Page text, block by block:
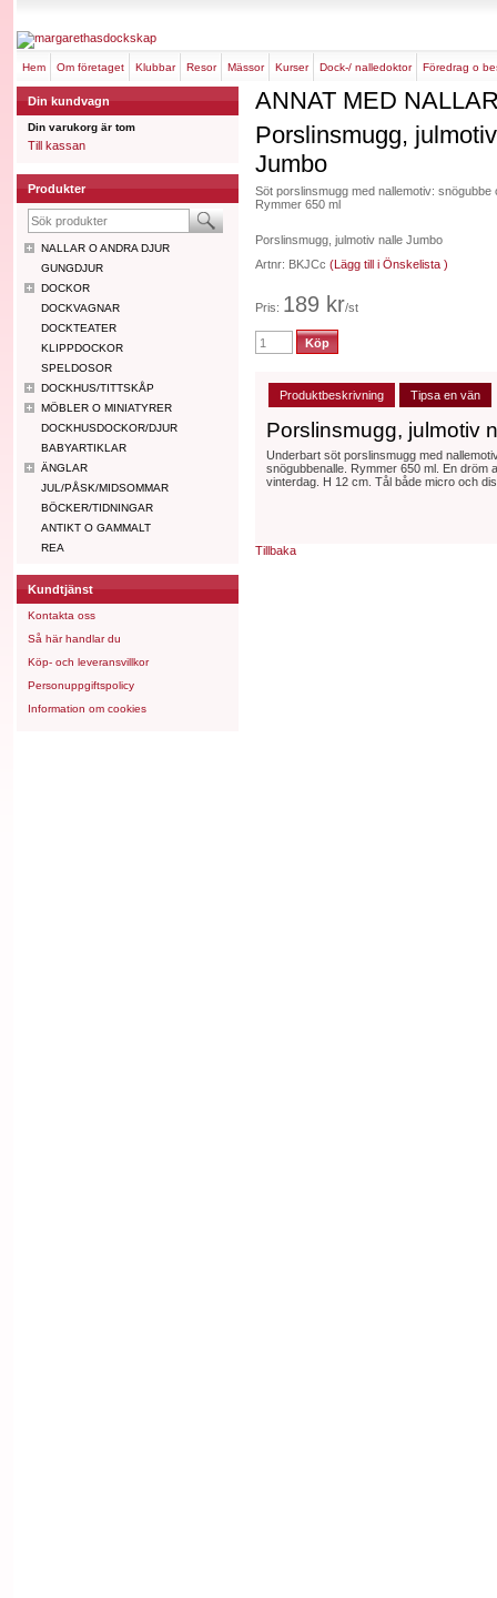
hem om företaget klubbar resor mässor kurser dock-/ nalledoktor föredrag o
Din kundvagn
Din varukorg är tom
Till kassan
Produkter
NALLAR O ANDRA DJUR
GUNGDJUR
DOCKOR
DOCKVAGNAR
DOCKTEATER
KLIPPDOCKOR
SPELDOSOR
DOCKHUS/TITTSKÅP
MÖBLER O MINIATYRER
DOCKHUSDOCKOR/DJUR
BABYARTIKLAR
ÄNGLAR
JUL/PÅSK/MIDSOMMAR
BÖCKER/TIDNINGAR
ANTIKT O GAMMALT
REA
Kundtjänst
Kontakta oss
Så här handlar du
Köp- och leveransvillkor
Personuppgiftspolicy
Information om cookies
ANNAT MED
Porslinsmugg,
Jumbo
Söt porslinsmugg med nallemotiv: snögubbe
Rymmer 650 ml
Porslinsmugg, julmotiv nalle Jumbo
Artnr: BKJCc (Lägg till i Önskelista )
Pris: 189 kr/st
Produktbeskrivning Tipsa en vän
Porslinsmugg, julmotiv
Underbart söt porslinsmugg med
snögubbenalle. Rymmer 650 ml. En dröm
vinterdag. H 12 cm. Tål både micro och
Tillbaka